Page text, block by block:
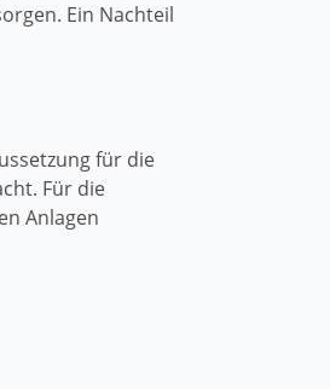
Ein Nachteil
für die
Für die
Anlagen